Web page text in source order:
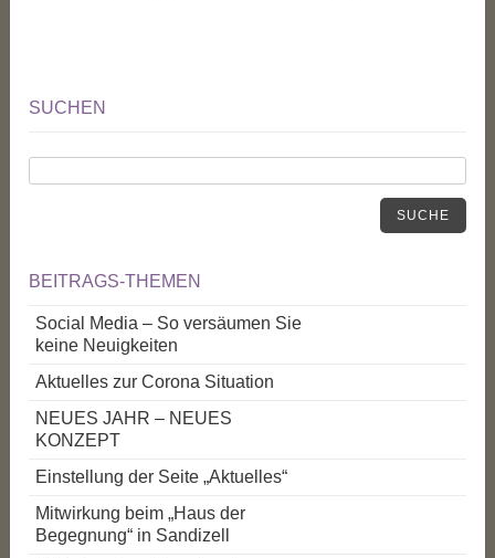
SUCHEN
SUCHE
BEITRAGS-THEMEN
Social Media – So versäumen Sie
keine Neuigkeiten
Aktuelles zur Corona Situation
NEUES JAHR – NEUES
KONZEPT
Einstellung der Seite „Aktuelles“
Mitwirkung beim „Haus der
Begegnung“ in Sandizell